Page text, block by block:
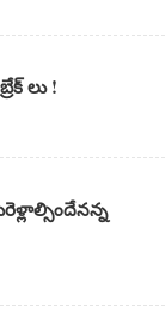
లు !